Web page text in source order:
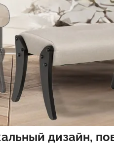
дизайн,